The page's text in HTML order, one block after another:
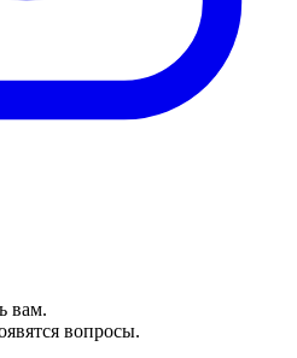
вам.
вопросы.